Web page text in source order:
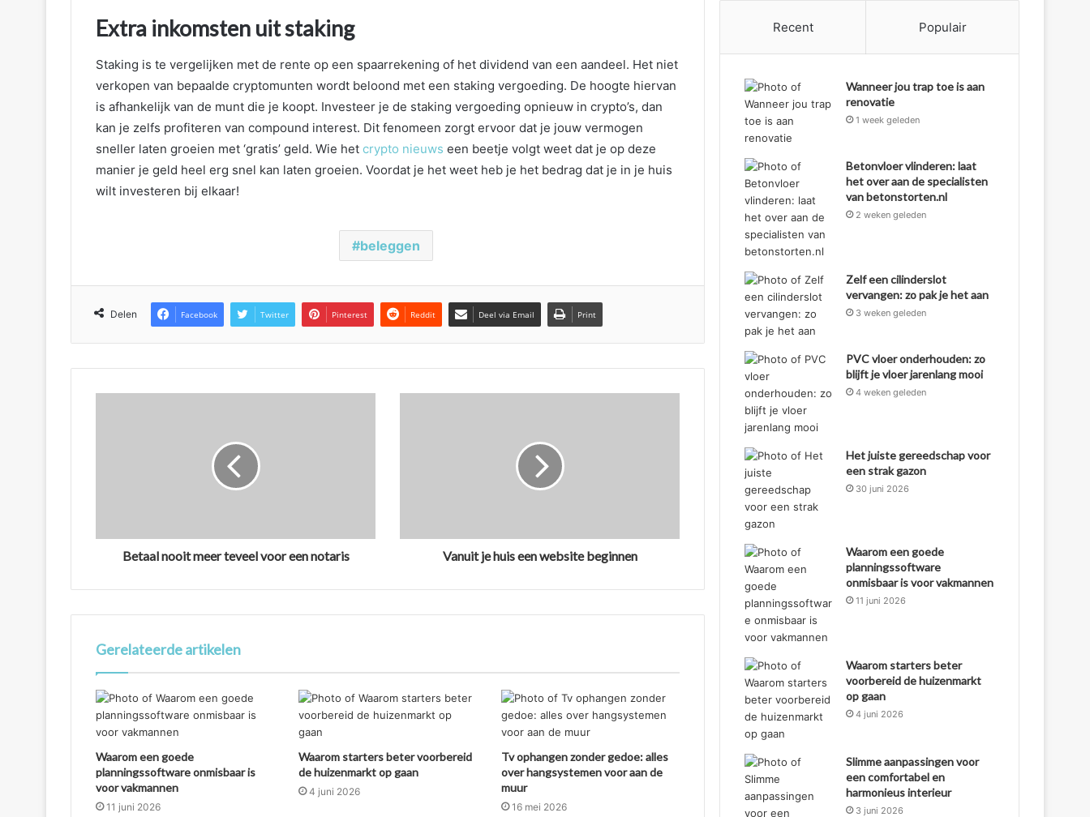
Extra inkomsten uit staking
Staking is te vergelijken met de rente op een spaarrekening of het dividend van een aandeel. Het niet
verkopen van bepaalde cryptomunten wordt beloond met een staking vergoeding. De hoogte hiervan
is afhankelijk van de munt die je koopt. Investeer je de staking vergoeding opnieuw in crypto’s, dan
kan je zelfs profiteren van compound interest. Dit fenomeen zorgt ervoor dat je jouw vermogen
sneller laten groeien met ‘gratis’ geld. Wie het crypto nieuws een beetje volgt weet dat je op deze
manier je geld heel erg snel kan laten groeien. Voordat je het weet heb je het bedrag dat je in je huis
wilt investeren bij elkaar!
beleggen
Delen Facebook Twitter Pinterest Reddit Deel via Email Print
Betaal nooit meer teveel voor een notaris Vanuit je huis een website beginnen
Gerelateerde artikelen
Waarom een goede
planningssoftware onmisbaar is
voor vakmannen
11 juni 2026
Waarom starters beter voorbereid
de huizenmarkt op gaan
4 juni 2026
Tv ophangen zonder gedoe: alles
over hangsystemen voor aan de
muur
16 mei 2026
Recent Populair
Wanneer jou trap toe is aan
renovatie
1 week geleden
Betonvloer vlinderen: laat
het over aan de specialisten
van betonstorten.nl
2 weken geleden
Zelf een cilinderslot
vervangen: zo pak je het aan
3 weken geleden
PVC vloer onderhouden: zo
blijft je vloer jarenlang mooi
4 weken geleden
Het juiste gereedschap voor
een strak gazon
30 juni 2026
Waarom een goede
planningssoftware
onmisbaar is voor vakmannen
11 juni 2026
Waarom starters beter
voorbereid de huizenmarkt
op gaan
4 juni 2026
Slimme aanpassingen voor
een comfortabel en
harmonieus interieur
3 juni 2026